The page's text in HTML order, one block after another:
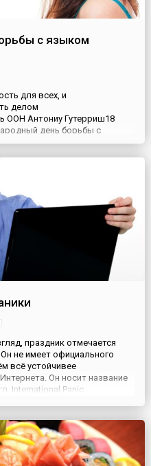
с языком
для всех, и
делом
ООН Антониу Гутерриш18
день борьбы с
Day for Countering Hate
в 2021 году. Этот день
праздник отмечается
не имеет официального
всё устойчивее
Он носит название
International Panic